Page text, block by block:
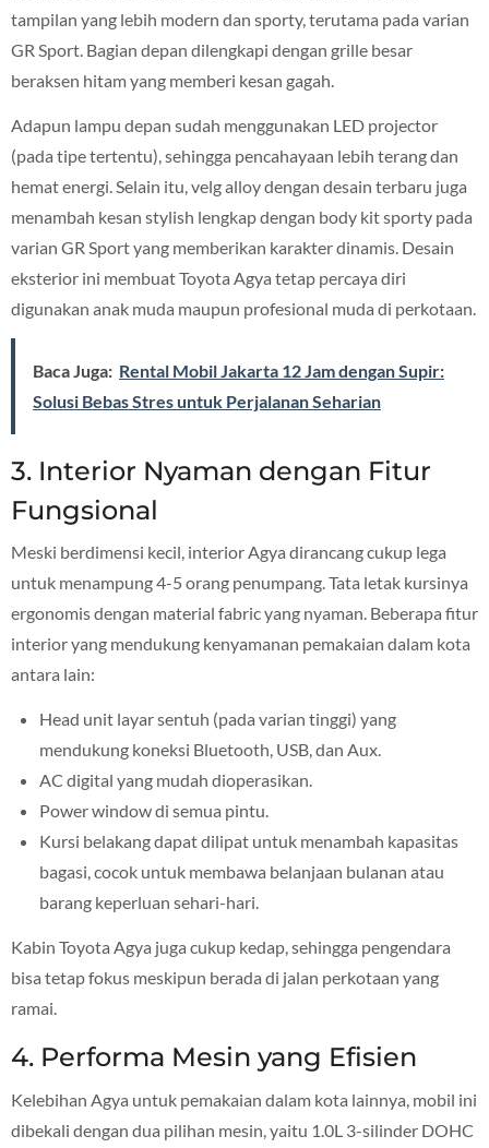
tampilan yang lebih modern dan sporty, terutama pada varian
GR Sport. Bagian depan dilengkapi dengan grille besar
beraksen hitam yang memberi kesan gagah.
Adapun lampu depan sudah menggunakan LED projector
(pada tipe tertentu), sehingga pencahayaan lebih terang dan
hemat energi. Selain itu, velg alloy dengan desain terbaru juga
menambah kesan stylish lengkap dengan body kit sporty pada
varian GR Sport yang memberikan karakter dinamis. Desain
eksterior ini membuat Toyota Agya tetap percaya diri
digunakan anak muda maupun profesional muda di perkotaan.
Baca Juga: Rental Mobil Jakarta 12 Jam dengan Supir:
Solusi Bebas Stres untuk Perjalanan Seharian
3. Interior Nyaman dengan Fitur
Fungsional
Meski berdimensi kecil, interior Agya dirancang cukup lega
untuk menampung 4-5 orang penumpang. Tata letak kursinya
ergonomis dengan material fabric yang nyaman. Beberapa fitur
interior yang mendukung kenyamanan pemakaian dalam kota
antara lain:
Head unit layar sentuh (pada varian tinggi) yang
mendukung koneksi Bluetooth, USB, dan Aux.
AC digital yang mudah dioperasikan.
Power window di semua pintu.
Kursi belakang dapat dilipat untuk menambah kapasitas
bagasi, cocok untuk membawa belanjaan bulanan atau
barang keperluan sehari-hari.
Kabin Toyota Agya juga cukup kedap, sehingga pengendara
bisa tetap fokus meskipun berada di jalan perkotaan yang
ramai.
4. Performa Mesin yang Efisien
Kelebihan Agya untuk pemakaian dalam kota lainnya, mobil ini
dibekali dengan dua pilihan mesin, yaitu 1.0L 3-silinder DOHC